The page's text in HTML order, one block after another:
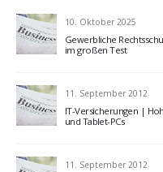
10. Oktober 2025
Gewerbliche
im großen Test
11. September 2012
IT-Versicherungen |
und Tablet-PCs
11. September 2012